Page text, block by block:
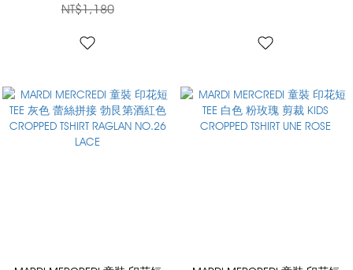
NT$1,180